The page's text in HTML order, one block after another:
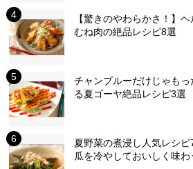
【驚きのやわらかさ！】
むね肉の絶品レシピ8選
チャンプルーだけじゃも
る夏ゴーヤ絶品レシピ3選
夏野菜の煮浸し人気レシ
瓜を冷やしておいしく味わ